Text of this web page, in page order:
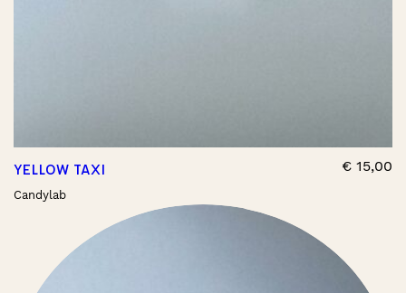
YELLOW TAXI
Candylab
€ 15,00